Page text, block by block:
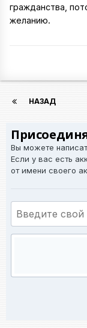
гражданства,
желанию.
НАЗАД
Вы можете
Если у вас есть
от имени своего